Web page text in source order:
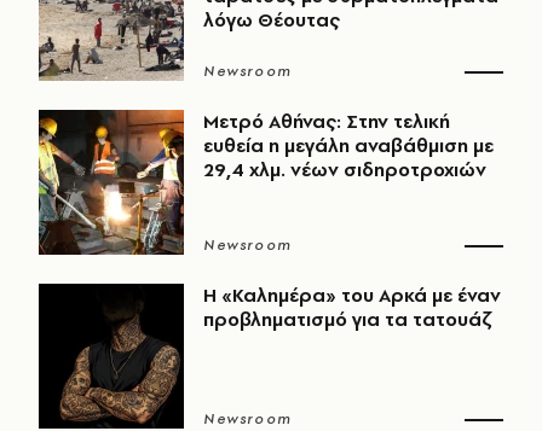
λόγω Θέουτας
Newsroom
Μετρό Αθήνας: Στην τελική
ευθεία η μεγάλη αναβάθμιση με
29,4 χλμ. νέων σιδηροτροχιών
Newsroom
Η «Καλημέρα» του Αρκά με έναν
προβληματισμό για τα τατουάζ
Newsroom